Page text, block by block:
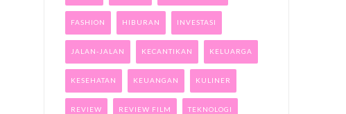
FASHION HIBURAN INVESTASI
JALAN-JALAN KECANTIKAN KELUARGA
KESEHATAN KEUANGAN KULINER
REVIEW REVIEW FILM TEKNOLOGI